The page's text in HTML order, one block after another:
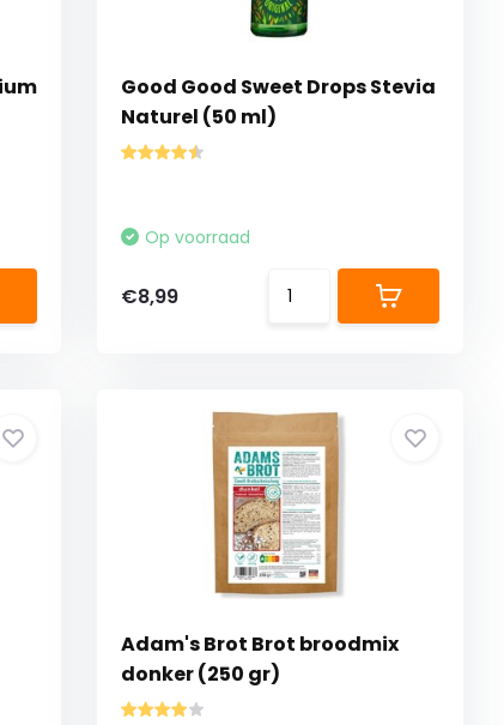
Good Good Sweet Drops Stevia
Naturel (50 ml)
Op voorraad
€8,99
Adam's Brot Brot broodmix
donker (250 gr)